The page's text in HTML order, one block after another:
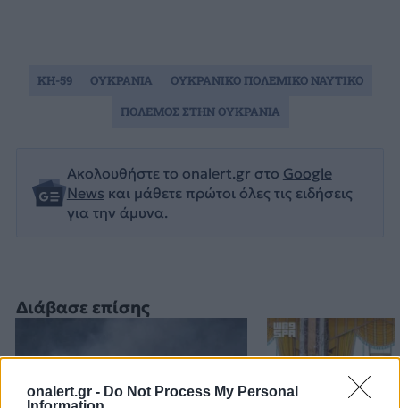
onalert.gr - Do Not Process My Personal
Διάβασε επίσης
Ακολουθήστε το onalert.gr στο Google
News και μάθετε πρώτοι όλες τις ειδήσεις
για την άμυνα.
KH-59 ΟΥΚΡΑΝΙΑ
ΟΥΚΡΑΝΙΚΟ ΠΟΛΕΜΙΚΟ ΝΑΥΤΙΚΟ
ΠΟΛΕΜΟΣ ΣΤΗΝ ΟΥΚΡΑΝΙΑ